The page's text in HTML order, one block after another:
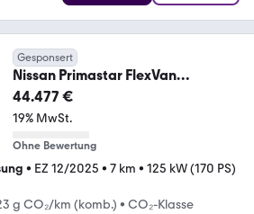
Gesponsert
Nissan Primastar FlexVan
Reisemobil Rollstuhltransportv
44.477 €
19% MwSt.
Ohne Bewertung
• EZ 12/2025 • 7 km • 125 kW (170 PS)
g CO₂/km (komb.) • CO₂-Klasse